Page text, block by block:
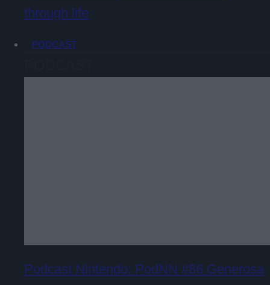
through life
PODCAST
Podcast Nintendo: PodNN #86 Generosa